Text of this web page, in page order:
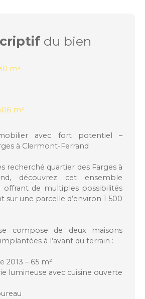
du bien
m²
m²
avec fort potentiel –
à Clermont-Ferrand
recherché quartier des Farges à
découvrez cet ensemble
offrant de multiples possibilités
sur une parcelle d’environ 1 500
compose de deux maisons
à l’avant du terrain :
2013 – 65 m²
lumineuse avec cuisine ouverte